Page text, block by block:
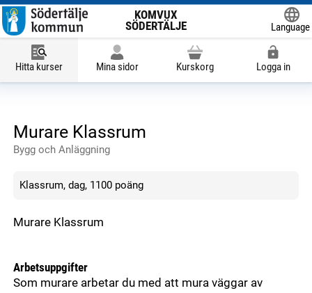
KOMVUX
SÖDERTÄLJE
Language
Hitta kurser Mina sidor Kurskorg Logga in
Murare Klassrum
Bygg och Anläggning
Klassrum, dag, 1100 poäng
Murare Klassrum
Arbetsuppgifter
Som murare arbetar du med att mura väggar av